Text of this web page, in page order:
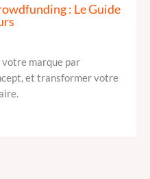
: Le Guide
marque par
et transformer votre